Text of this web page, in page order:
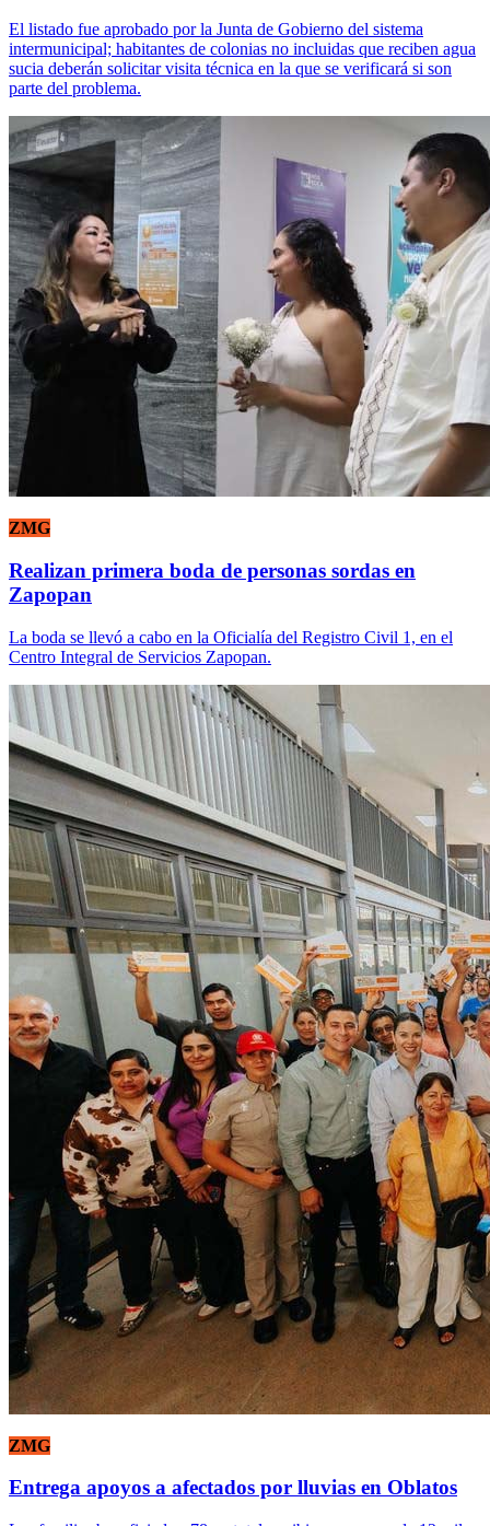
El listado fue aprobado por la Junta de Gobierno del sistema
intermunicipal; habitantes de colonias no incluidas que reciben agua
sucia deberán solicitar visita técnica en la que se verificará si son
parte del problema.
ZMG
Realizan primera boda de personas sordas en
Zapopan
La boda se llevó a cabo en la Oficialía del Registro Civil 1, en el
Centro Integral de Servicios Zapopan.
ZMG
Entrega apoyos a afectados por lluvias en Oblatos